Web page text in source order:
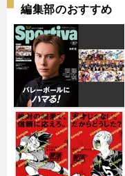
編集部のおすすめ